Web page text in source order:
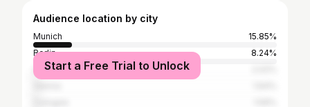
Audience location by city
Munich
15.85%
Berlin
8.24%
Greater London
Start a Free Trial to Unlock